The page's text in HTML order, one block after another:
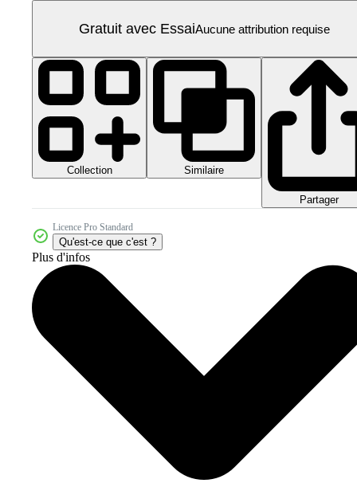
Gratuit avec EssaiAucune attribution requise
Collection Similaire
Partager
Licence Pro Standard
Qu'est-ce que c'est ?
Plus d'infos